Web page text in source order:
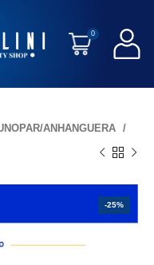
0
ANHANGUERA
-25%